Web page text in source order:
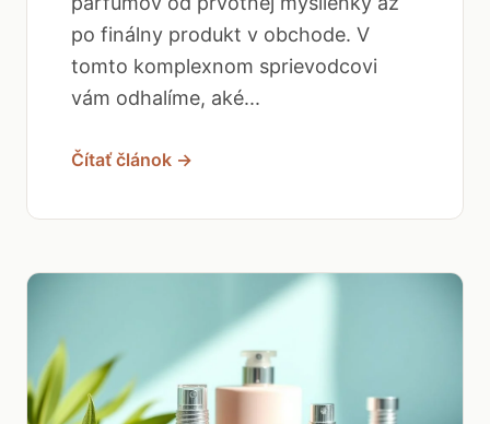
po finálny produkt v obchode. V
tomto komplexnom sprievodcovi
vám odhalíme, aké...
Čítať článok →